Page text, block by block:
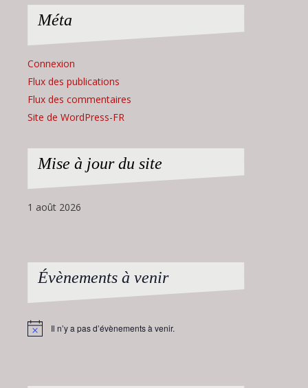
Méta
Connexion
Flux des publications
Flux des commentaires
Site de WordPress-FR
Mise à jour du site
1 août 2026
Évènements à venir
Notice Il n’y a pas d’évènements à venir.